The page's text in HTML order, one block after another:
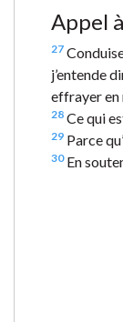
Appel
27
j’entende
effrayer en
28 Ce qui
29 Parce
30En